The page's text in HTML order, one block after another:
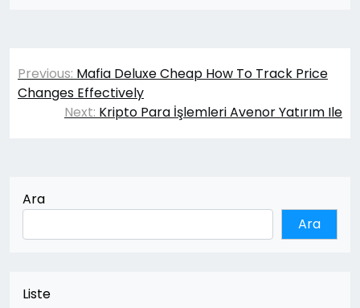
Yazı
gezinmesi
Previous: Mafia Deluxe Cheap How To Track Price
Changes Effectively
Next: Kripto Para İşlemleri Avenor Yatırım Ile
Ara
Ara
Liste